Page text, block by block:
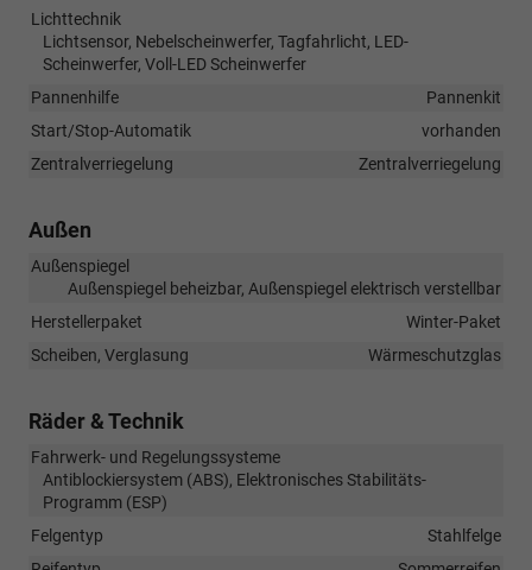
Lichttechnik
Lichtsensor, Nebelscheinwerfer, Tagfahrlicht, LED-
Scheinwerfer, Voll-LED Scheinwerfer
Pannenhilfe
Pannenkit
Start/Stop-Automatik
vorhanden
Zentralverriegelung
Zentralverriegelung
Außen
Außenspiegel
Außenspiegel beheizbar, Außenspiegel elektrisch verstellbar
Herstellerpaket
Winter-Paket
Scheiben, Verglasung
Wärmeschutzglas
Räder & Technik
Fahrwerk- und Regelungssysteme
Antiblockiersystem (ABS), Elektronisches Stabilitäts-
Programm (ESP)
Felgentyp
Stahlfelge